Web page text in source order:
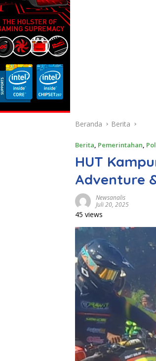
Beranda Berita
Berita, Pemerintahan,
HUT
Adventure
Newsanalis
Juli 20, 2025
45 views